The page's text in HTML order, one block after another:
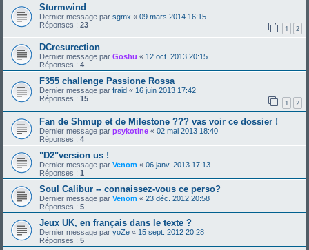
Sturmwind
Dernier message par sgmx « 09 mars 2014 16:15
Réponses : 23 1 2
DCresurection
Dernier message par Goshu « 12 oct. 2013 20:15
Réponses : 4
F355 challenge Passione Rossa
Dernier message par fraid « 16 juin 2013 17:42
Réponses : 15 1 2
Fan de Shmup et de Milestone ??? vas voir ce dossier !
Dernier message par psykotine « 02 mai 2013 18:40
Réponses : 4
"D2"version us !
Dernier message par Venom « 06 janv. 2013 17:13
Réponses : 1
Soul Calibur -- connaissez-vous ce perso?
Dernier message par Venom « 23 déc. 2012 20:58
Réponses : 5
Jeux UK, en français dans le texte ?
Dernier message par yoZe « 15 sept. 2012 20:28
Réponses : 5